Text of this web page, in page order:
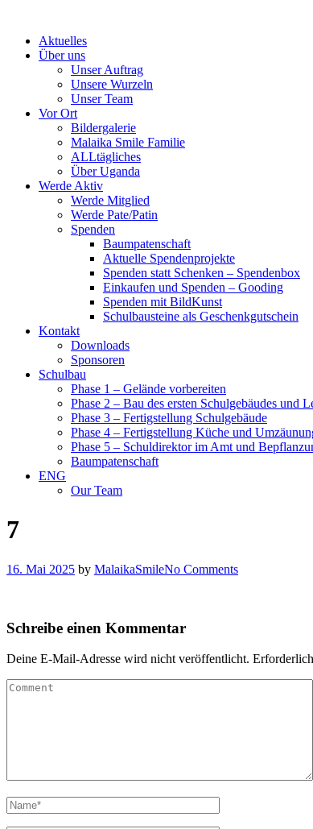
contentAktuelles
Über uns
Unser Auftrag
Unsere Wurzeln
Unser Team
Vor Ort
Bildergalerie
Malaika Smile Familie
ALLtägliches
Über Uganda
Werde Aktiv
Werde Mitglied
Werde Pate/Patin
Spenden
Baumpatenschaft
Aktuelle Spendenprojekte
Spenden statt Schenken – Spendenbox
Einkaufen und Spenden – Gooding
Spenden mit BildKunst
Schulbausteine als Geschenkgutschein
Kontakt
Downloads
Sponsoren
Schulbau
Phase 1 – Gelände vorbereiten
Phase 2 – Bau des ersten Schulgebäudes und
Phase 3 – Fertigstellung Schulgebäude
Phase 4 – Fertigstellung Küche und
Phase 5 – Schuldirektor im Amt und
Baumpatenschaft
ENG
Our Team
7
16. Mai 2025 by MalaikaSmileNo Comments
Schreibe einen Kommentar
Deine E-Mail-Adresse wird nicht veröffentlicht.